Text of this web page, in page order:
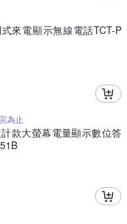
來電顯示無線電話TCT-P
為止
款大螢幕電量顯示數位答